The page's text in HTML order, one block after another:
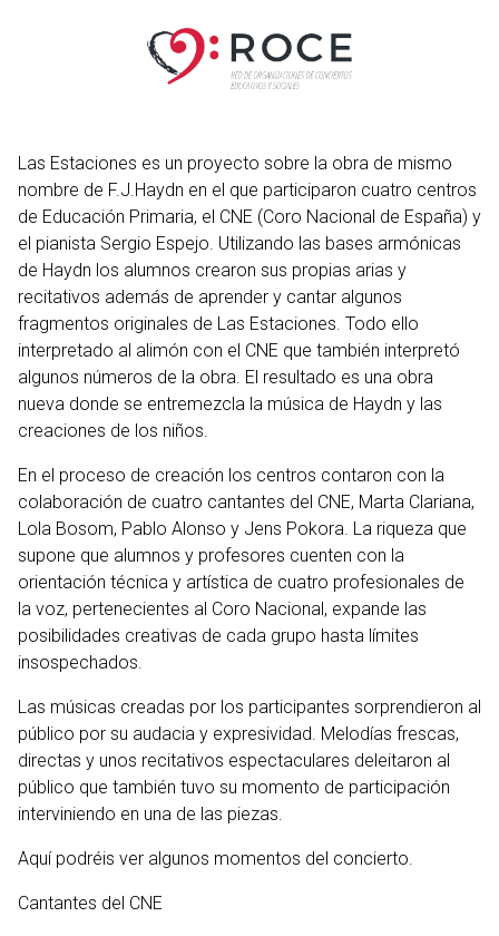
Las Estaciones es un proyecto sobre la obra de mismo
nombre de F.J.Haydn en el que participaron cuatro centros
de Educación Primaria, el CNE (Coro Nacional de España) y
el pianista Sergio Espejo. Utilizando las bases armónicas
de Haydn los alumnos crearon sus propias arias y
recitativos además de aprender y cantar algunos
fragmentos originales de Las Estaciones. Todo ello
interpretado al alimón con el CNE que también interpretó
algunos números de la obra. El resultado es una obra
nueva donde se entremezcla la música de Haydn y las
creaciones de los niños.
En el proceso de creación los centros contaron con la
colaboración de cuatro cantantes del CNE, Marta Clariana,
Lola Bosom, Pablo Alonso y Jens Pokora. La riqueza que
supone que alumnos y profesores cuenten con la
orientación técnica y artística de cuatro profesionales de
la voz, pertenecientes al Coro Nacional, expande las
posibilidades creativas de cada grupo hasta límites
insospechados.
Las músicas creadas por los participantes sorprendieron al
público por su audacia y expresividad. Melodías frescas,
directas y unos recitativos espectaculares deleitaron al
público que también tuvo su momento de participación
interviniendo en una de las piezas.
Aquípodréis ver algunos momentos del concierto.
Cantantes del CNE